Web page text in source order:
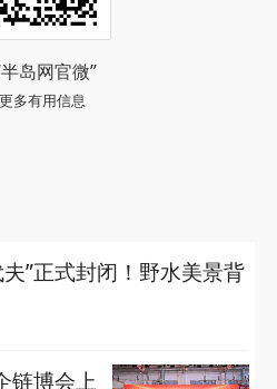
岛网官微”
多有用信息
”正式封闭！野水美景背
链博会上